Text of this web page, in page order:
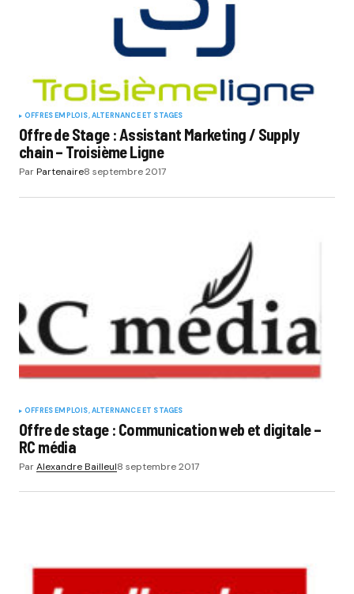
OFFRES EMPLOIS, ALTERNANCE ET STAGES
Offre de Stage : Assistant Marketing / Supply
chain – Troisième Ligne
ParPartenaire8 septembre 2017
OFFRES EMPLOIS, ALTERNANCE ET STAGES
Offre de stage : Communication web et digitale –
RC média
ParAlexandre Bailleul8 septembre 2017